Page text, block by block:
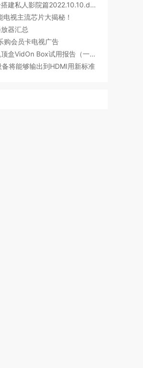
绿联私有云搭建私人影院篇2022.10.10.docx
电视主流芯片大揭秘！
器汇总
购会员卡电视广告
四核安卓机顶盒VidOn Box试用报告（一）开箱
备将能够输出到HDMI用新标准